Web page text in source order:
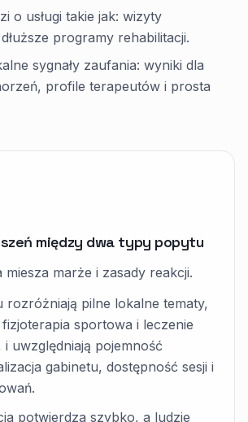
o usługi takie jak: wizyty
programy rehabilitacji.
sygnały zaufania: wyniki dla
profile terapeutów i prosta
między dwa typy popytu
miesza marże i zasady reakcji.
rozróżniają pilne lokalne tematy,
fizjoterapia sportowa i leczenie
uwzględniają pojemność
gabinetu, dostępność sesji i
potwierdza szybko, a ludzie